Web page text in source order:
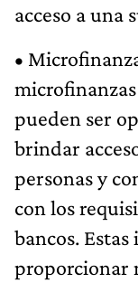
acceso a una
•
pueden ser
brindar
personas y
con los
bancos.
proporcionar